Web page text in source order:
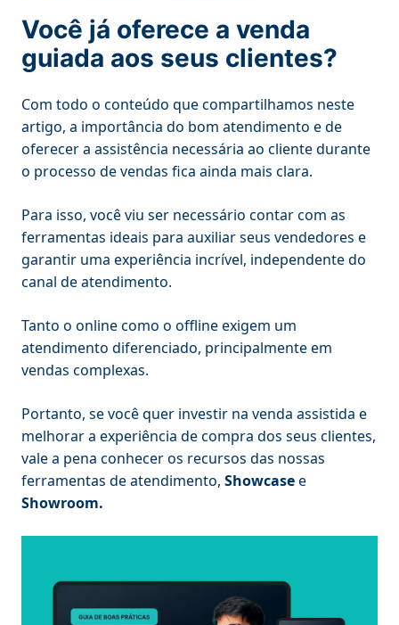
Você já oferece a venda
guiada aos seus clientes?
Com todo o conteúdo que compartilhamos neste
artigo, a importância do bom atendimento e de
oferecer a assistência necessária ao cliente durante
o processo de vendas fica ainda mais clara.
Para isso, você viu ser necessário contar com as
ferramentas ideais para auxiliar seus vendedores e
garantir uma experiência incrível, independente do
canal de atendimento.
Tanto o online como o offline exigem um
atendimento diferenciado, principalmente em
vendas complexas.
Portanto, se você quer investir na venda assistida e
melhorar a experiência de compra dos seus clientes,
vale a pena conhecer os recursos das nossas
ferramentas de atendimento, Showcasee
Showroom.